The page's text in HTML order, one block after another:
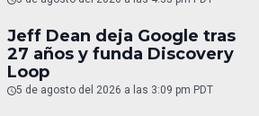
Jeff Dean deja Google tras
27 años y funda Discovery
Loop
5 de agosto del 2026 a las 3:09 pm PDT